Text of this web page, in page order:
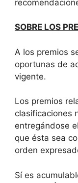
SOBRE LOS
A los premios
oportunas de
vigente.
Los premios
clasificaciones
entregándose
que ésta sea
orden
Sí es